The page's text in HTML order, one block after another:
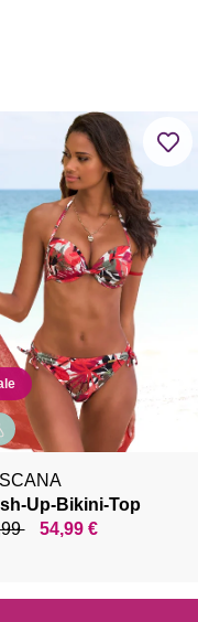
Up-Bikini-Top
54,99 €